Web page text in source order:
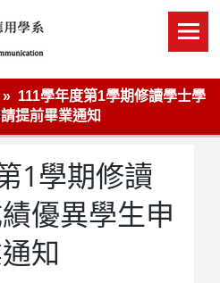
111學年度第1學期修讀學士學
提前畢業通知
1學期修讀
優異學生申
知